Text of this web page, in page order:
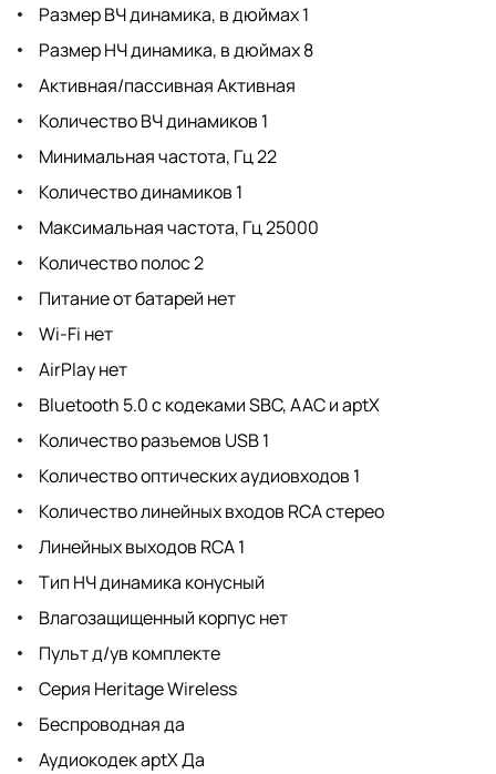
Размер ВЧ динамика, в дюймах 1
Размер НЧ динамика, в дюймах 8
Активная/пассивная Активная
Количество ВЧ динамиков 1
Минимальная частота, Гц 22
Количество динамиков 1
Максимальная частота, Гц 25000
Количество полос 2
Питание от батарей нет
Wi-Fi нет
AirPlay нет
Bluetooth 5.0 с кодеками SBC, AAC и aptX
Количество разъемов USB 1
Количество оптических аудиовходов 1
Количество линейных входов RCA стерео
Линейных выходов RCA 1
Тип НЧ динамика конусный
Влагозащищенный корпус нет
Пульт д/ув комплекте
Серия Heritage Wireless
Беспроводная да
Аудиокодек aptX Да